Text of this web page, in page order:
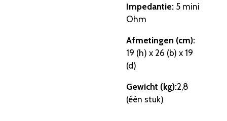
Impedantie: 5 mini
Ohm
Afmetingen (cm):
19 (h) x 26 (b) x 19
(d)
Gewicht (kg):2,8
(één stuk)